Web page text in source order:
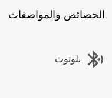
الخصائص والمواصفات
بلوتوث